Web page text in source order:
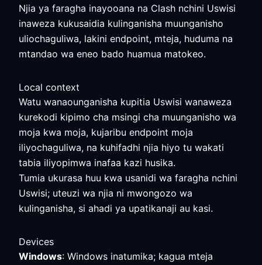
Njia ya faragha inayooana na Clash nchini Uswisi
inaweza kukusaidia kulinganisha muunganisho
uliochaguliwa, lakini endpoint, mteja, huduma na
mtandao wa eneo bado huamua matokeo.
Local context
Watu wanaounganisha kupitia Uswisi wanaweza
kurekodi kipimo cha msingi cha muunganisho wa
moja kwa moja, kujaribu endpoint moja
iliyochaguliwa, na kuhifadhi njia hiyo tu wakati
tabia iliyopimwa inafaa kazi husika.
Tumia ukurasa huu kwa usanidi wa faragha nchini
Uswisi; uteuzi wa njia ni mwongozo wa
kulinganisha, si ahadi ya upatikanaji au kasi.
Devices
Windows: Windows inatumika; kagua mteja